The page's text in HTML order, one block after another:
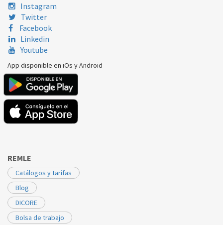
Instagram
Twitter
Facebook
Linkedin
Youtube
App disponible en iOs y Android
REMLE
Catálogos y tarifas
Blog
DICORE
Bolsa de trabajo